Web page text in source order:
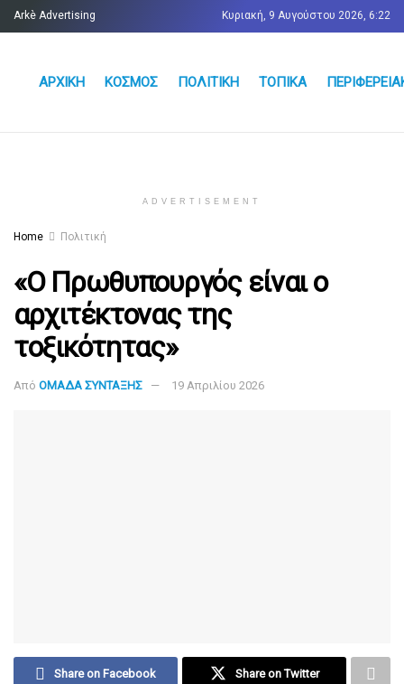
Arkè Advertising Κυριακή, 9 Αυγούστου 2026, 6:22
ΑΡΧΙΚΉ ΚΌΣΜΟΣ ΠΟΛΙΤΙΚΉ ΤΟΠΙΚΆ
ADVERTISEMENT
Home Πολιτική
«Ο Πρωθυπουργός είναι ο
αρχιτέκτονας της
τοξικότητας»
Από ΟΜΑΔΑ ΣΥΝΤΑΞΗΣ 19 Απριλίου 2026
Share on Facebook Share on Twitter